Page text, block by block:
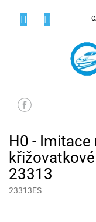
H0 - Imitace
23313
23313ES